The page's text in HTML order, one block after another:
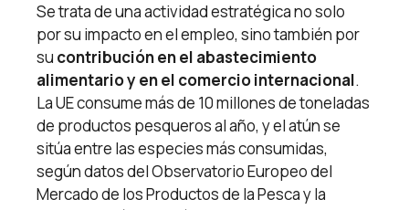
Se trata de una actividad estratégica no solo
por su impacto en el empleo, sino también por
su contribución en el abastecimiento
alimentario y en el comercio internacional.
La UE consume más de 10 millones de toneladas
de productos pesqueros al año, y el atún se
sitúa entre las especies más consumidas,
según datos del Observatorio Europeo del
Mercado de los Productos de la Pesca y la